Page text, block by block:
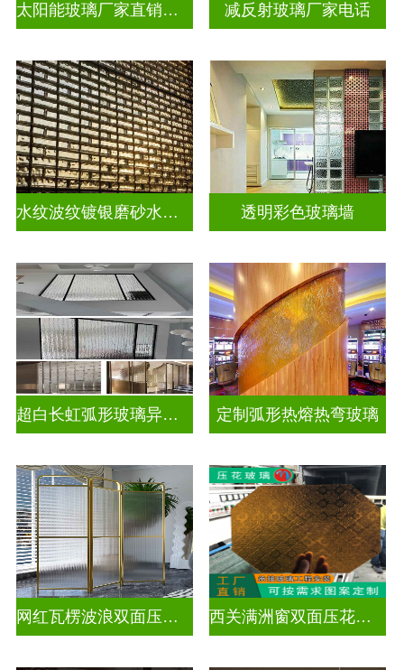
太阳能玻璃厂家直销批发 减反射玻璃厂家电话
水纹波纹镀银磨砂水晶砖 透明彩色玻璃墙
超白长虹弧形玻璃异形弧形玻璃 定制弧形热熔热弯玻璃
网红瓦楞波浪双面压花玻璃 西关满洲窗双面压花玻璃